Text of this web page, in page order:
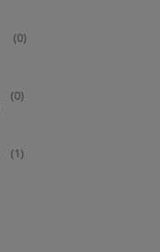
(0)
(0)
(1)